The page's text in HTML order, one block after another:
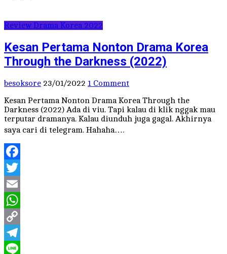
Review Drama Korea 2022
Kesan Pertama Nonton Drama Korea
Through the Darkness (2022)
besoksore 23/01/2022 1 Comment
Kesan Pertama Nonton Drama Korea Through the
Darkness (2022) Ada di viu. Tapi kalau di klik nggak mau
terputar dramanya. Kalau diunduh juga gagal. Akhirnya
saya cari di telegram. Hahaha….
Facebook
Twitter
Email
WhatsApp
Copy
Link
Telegram